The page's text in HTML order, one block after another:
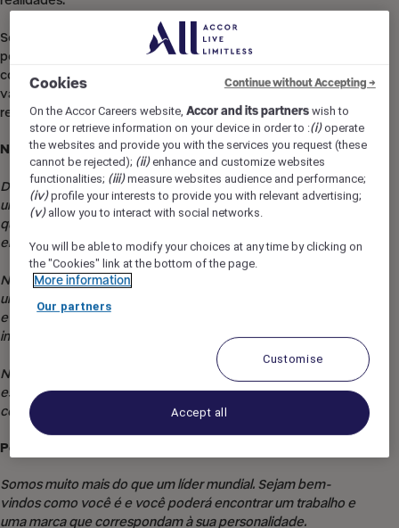
Somos uma empresa que valoriza o trabalho em equipe,
pois através da colaboração podemos aprender e
conquistar os melhores resultados. Acolhemos e
valorizamos ideias para transformar positivamente nossas
realidades.
Nosso compromisso com a Diversidade & Inclusão:
Diversidade & Inclusão para a Accor significa acolher cada
um e respeitar suas diferenças, priorizando apenas
qualidades e habilidades na ampliação de oportunidades de
emprego e desenvolvimento.
Nossa ambição é proporcionar emprego com propósito, e
uma cultura acolhedora, excelentes condições de trabalho
e promover o desenvolvimento de todas as pessoas,
incluindo as pessoas com deficiência.
Não hesite em nos informar de quaisquer necessidades
específicas que possa ter para que possamos levá-las em
consideração.
Por que trabalhar para a Accor?
Somos muito mais do que um líder mundial. Sejam bem-
vindos como você é e você poderá encontrar um trabalho e
uma marca que correspondam à sua personalidade.
Cookies
On the Accor Careers website,Accor and its partners wish to
store or retrieve information on your device in order to :(i)operate
the websites and provide you with the services you request (these
cannot be rejected); (ii)enhance and customize websites
functionalities; (iii)measure websites audience and performance;
(iv)profile your interests to provide you with relevant advertising;
(v)allow you to interact with social networks.
You will be able to modify your choices at any time by clicking on
the "Cookies" link at the bottom of the page.
More information
Our partners
Customise
Accept all
Continue without Accepting →